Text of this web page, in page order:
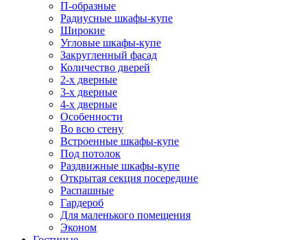
П-образные
Радиусные шкафы-купе
Широкие
Угловые шкафы-купе
Закругленный фасад
Количество дверей
2-х дверные
3-х дверные
4-х дверные
Особенности
Во всю стену
Встроенные шкафы-купе
Под потолок
Раздвижные шкафы-купе
Открытая секция посередине
Распашные
Гардероб
Для маленького помещения
Эконом